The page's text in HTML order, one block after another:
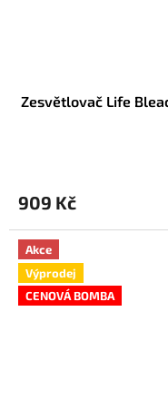
Zesvětlovač Life
909 Kč
Akce
Výprodej
CENOVÁ BOMBA